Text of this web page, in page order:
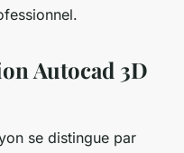
Autocad 3D
se distingue par